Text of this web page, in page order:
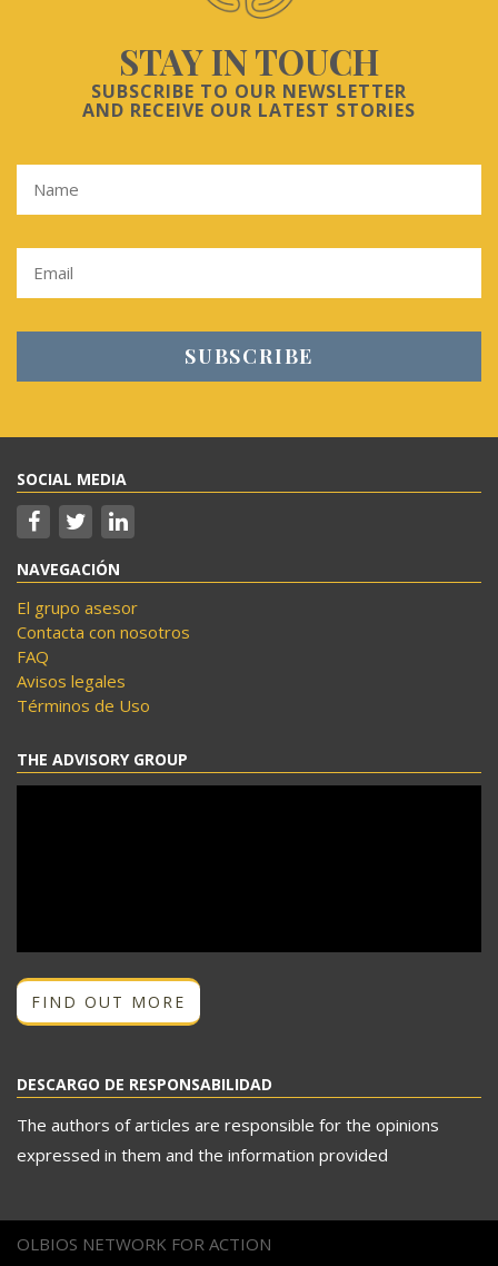
STAY IN TOUCH
SUBSCRIBE TO OUR NEWSLETTER
AND RECEIVE OUR LATEST STORIES
SOCIAL MEDIA
NAVEGACIÓN
El grupo asesor
Contacta con nosotros
FAQ
Avisos legales
Términos de Uso
THE ADVISORY GROUP
FIND OUT MORE
DESCARGO DE RESPONSABILIDAD
The authors of articles are responsible for the opinions
expressed in them and the information provided
OLBIOS NETWORK FOR ACTION